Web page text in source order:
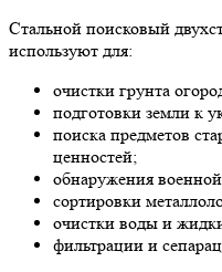
Стальной поисковый
используют для:
очистки грунта
подготовки земли к
поиска предметов
ценностей;
обнаружения
сортировки
очистки воды и
фильтрации и